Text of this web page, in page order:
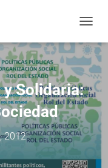
y Solidaria:
2012